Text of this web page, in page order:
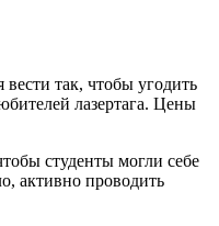
так, чтобы угодить
лазертага. Цены
студенты могли себе
активно проводить